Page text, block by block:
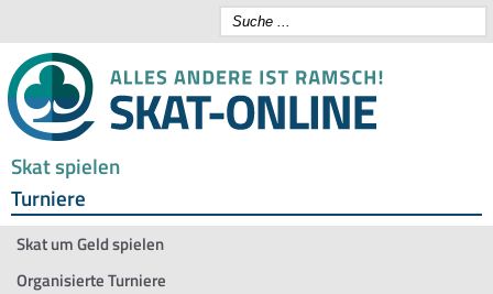
Skat spielen
Turniere
Skat um Geld spielen
Organisierte Turniere